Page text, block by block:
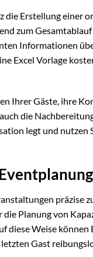
die Erstellung einer
zum
Informationen
Excel Vorlage
Ihrer Gäste, ihre
die
legt und nutzen
präzise
Planung von
diese Weise
Gast